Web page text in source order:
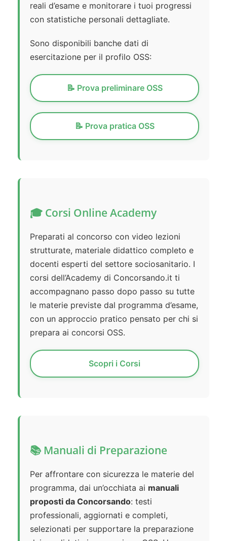
reali d’esame e monitorare i tuoi progressi
con statistiche personali dettagliate.
Sono disponibili banche dati di
esercitazione per il profilo OSS:
📝 Prova preliminare OSS
📝 Prova pratica OSS
🎓 Corsi Online Academy
Preparati al concorso con video lezioni
strutturate, materiale didattico completo e
docenti esperti del settore sociosanitario. I
corsi dell’Academy di Concorsando.it ti
accompagnano passo dopo passo su tutte
le materie previste dal programma d’esame,
con un approccio pratico pensato per chi si
prepara ai concorsi OSS.
Scopri i Corsi
📚 Manuali di Preparazione
Per affrontare con sicurezza le materie del
programma, dai un’occhiata ai manuali
proposti da Concorsando: testi
professionali, aggiornati e completi,
selezionati per supportare la preparazione